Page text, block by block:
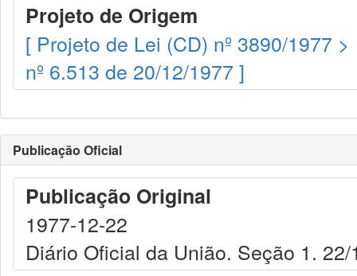
Projeto de Origem
[ Projeto de Lei (CD) nº 3890/1977
nº 6.513 de 20/12/1977 ]
Publicação Oficial
Publicação Original
1977-12-22
Diário Oficial da União. Seção 1.